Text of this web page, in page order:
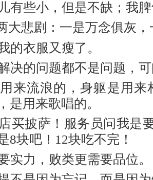
有些小，但是不缺；我
大悲剧：一是万念俱灰
的衣服又瘦了。
决的问题都不是问题，
来流浪的，身躯是用
是用来歌唱的。
买披萨！服务员问我是
8块吧！12块吃不完！
实力，败类更需要品位。